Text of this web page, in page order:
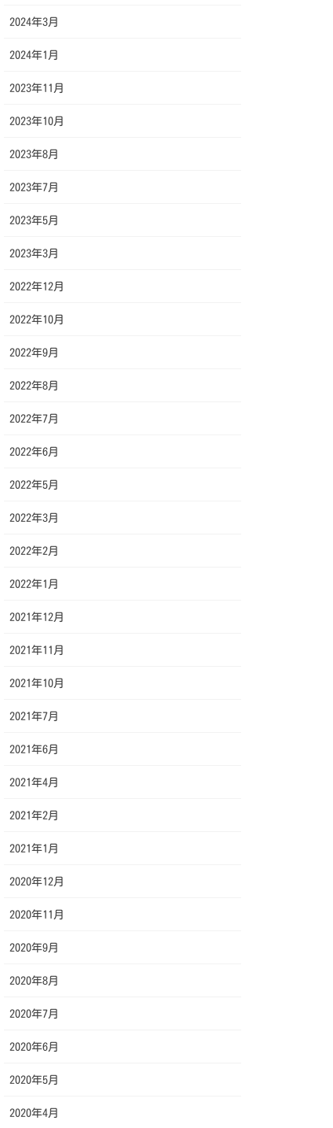
2024年3月
2024年1月
2023年11月
2023年10月
2023年8月
2023年7月
2023年5月
2023年3月
2022年12月
2022年10月
2022年9月
2022年8月
2022年7月
2022年6月
2022年5月
2022年3月
2022年2月
2022年1月
2021年12月
2021年11月
2021年10月
2021年7月
2021年6月
2021年4月
2021年2月
2021年1月
2020年12月
2020年11月
2020年9月
2020年8月
2020年7月
2020年6月
2020年5月
2020年4月